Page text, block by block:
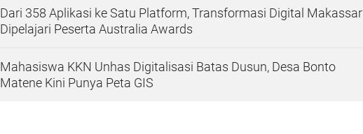
Dari 358 Aplikasi ke Satu Platform, Transformasi Digital Makassar
Dipelajari Peserta Australia Awards
Mahasiswa KKN Unhas Digitalisasi Batas Dusun, Desa Bonto
Matene Kini Punya Peta GIS